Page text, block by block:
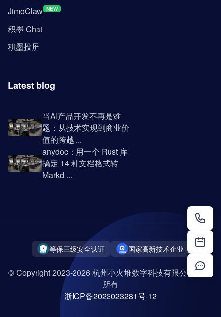
JimoClaw NEW
积墨 Chat
积墨投屏
Latest blog
当AI产品开发不再是难
题：从技术实现到商业价
值的跨越 ...
anydoc：用一个 Rust 库
搞定 14 种文档格式转
Markd ...
等保三级安全认证 国家高新技术企业
© Copyright 2023-2026 杭州小火堆数字科技有限公司 版权
所有
浙ICP备2023023281号-12